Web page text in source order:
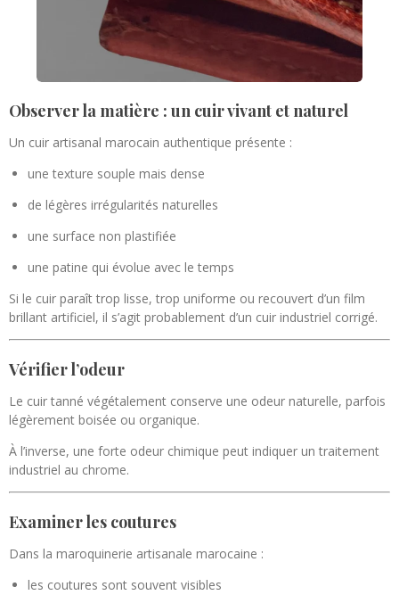
Observer la matière : un cuir vivant et naturel
Un cuir artisanal marocain authentique présente :
une texture souple mais dense
de légères irrégularités naturelles
une surface non plastifiée
une patine qui évolue avec le temps
Si le cuir paraît trop lisse, trop uniforme ou recouvert d’un film
brillant artificiel, il s’agit probablement d’un cuir industriel corrigé.
Vérifier l’odeur
Le cuir tanné végétalement conserve une odeur naturelle, parfois
légèrement boisée ou organique.
À l’inverse, une forte odeur chimique peut indiquer un traitement
industriel au chrome.
Examiner les coutures
Dans la maroquinerie artisanale marocaine :
les coutures sont souvent visibles